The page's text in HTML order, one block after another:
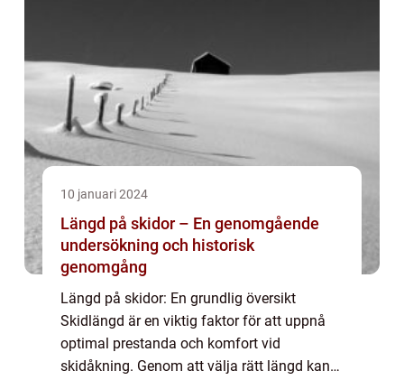
10 januari 2024
Längd på skidor – En genomgående
undersökning och historisk
genomgång
Längd på skidor: En grundlig översikt
Skidlängd är en viktig faktor för att uppnå
optimal prestanda och komfort vid
skidåkning. Genom att välja rätt längd kan